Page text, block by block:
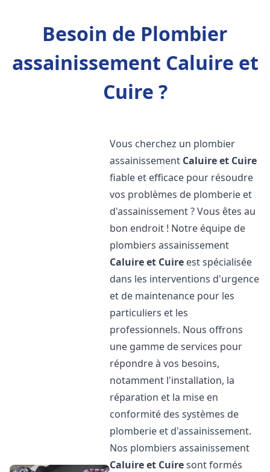
Besoin de Plombier
assainissement Caluire et
Cuire ?
Vous cherchez un plombier
assainissement Caluire et Cuire
fiable et efficace pour résoudre
vos problèmes de plomberie et
d'assainissement ? Vous êtes au
bon endroit ! Notre équipe de
plombiers assainissement
Caluire et Cuire est spécialisée
dans les interventions d'urgence
et de maintenance pour les
particuliers et les
professionnels. Nous offrons
une gamme de services pour
répondre à vos besoins,
notamment l'installation, la
réparation et la mise en
conformité des systèmes de
plomberie et d'assainissement.
Nos plombiers assainissement
Caluire et Cuiresont formés